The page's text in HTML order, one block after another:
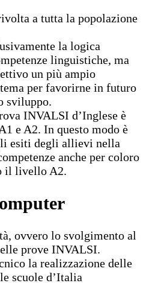
a tutta la popolazione
la logica
linguistiche, ma
un più ampio
per favorirne in futuro
sviluppo.
INVALSI d’Inglese è
e A2. In questo modo è
esiti degli allievi nella
anche per coloro
il livello A2.
ovvero lo svolgimento al
prove INVALSI.
la realizzazione delle
scuole d’Italia